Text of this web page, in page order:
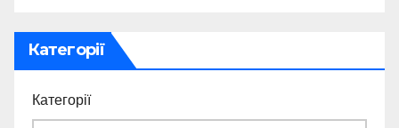
Категорії
Категорії